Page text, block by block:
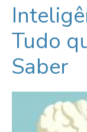
Tudo
Saber